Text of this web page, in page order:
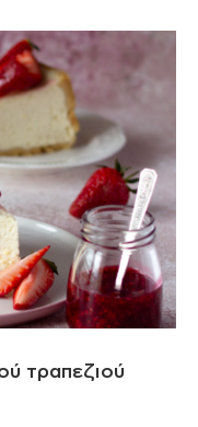
τραπεζιού